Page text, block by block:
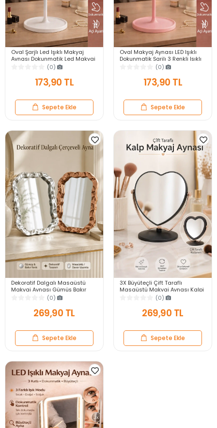
Oval Şarjlı Led Işıklı Makyaj
Aynası Dokunmatik Led Makyaj
Ayna 90°Ayarlanabilir 3 Modlu
(0)
173,90 TL
Sepete Ekle
Oval Makyaj Aynası LED Işıklı
Dokunmatik Şarjlı 3 Renkli Işıklı
Still 90° Ayarlanabilir Pembe
(0)
173,90 TL
Sepete Ekle
Dekoratif Dalgalı Masaüstü
Makyaj Aynası Gümüş Bakır
Çerçeveli Modern Yakın Duvar
(0)
269,90 TL
Sepete Ekle
3X Büyüteçli Çift Taraflı
Masaüstü Makyaj Aynası Kalpi
Siyah Rose Gold Standlı
Dekoratif Yakın Ayna
(0)
269,90 TL
Sepete Ekle